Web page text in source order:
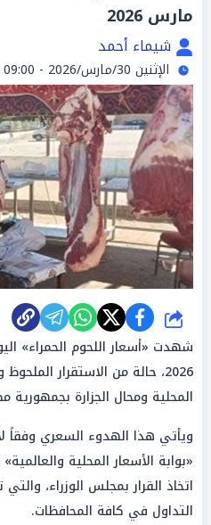
مارس 2026
شيماء أحمد
الإثنين 30/مارس/2026 - 09:00 ص
شارك
2026، حالة من الاستقرار
المحلية ومحال الجزارة بجمهورية
ويأتي هذا الهدوء السعري وفقاً
«بوابة الأسعار المحلية
اتخاذ القرار بمجلس الوزراء،
التداول في كافة المحافظات.